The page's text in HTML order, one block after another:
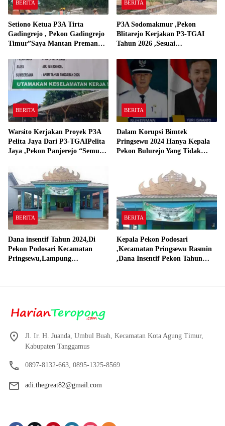
BERITA
Setiono Ketua P3A Tirta
Gadingrejo , Pekon Gadingrejo
Timur”Saya Mantan Preman
Gadingrejo Tahun 2000″
BERITA
P3A Sodomakmur ,Pekon
Blitarejo Kerjakan P3-TGAI
Tahun 2026 ,Sesuai
BERITA
Warsito Kerjakan Proyek P3A
Pelita Jaya Dari P3-TGAIPelita
Jaya ,Pekon Panjerejo “Semua
BERITA
Dalam Korupsi Bimtek
Pringsewu 2024 Hanya Kepala
Pekon Bulurejo Yang Tidak
BERITA
Dana insentif Tahun 2024,Di
Pekon Podosari Kecamatan
Pringsewu,Lampung
BERITA
Kepala Pekon Podosari
,Kecamatan Pringsewu Rasmin
,Dana Insentif Pekon Tahun
Jl. Ir. H. Juanda, Umbul Buah, Kecamatan Kota Agung Timur,
Kabupaten Tanggamus
0897-8132-663, 0895-1325-8569
adi.thegreat82@gmail.com